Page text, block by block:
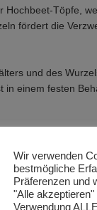
Töpfe,
fördert die
und des
in einem festen
für Produkte
Wir verwenden
bestmögliche
Präferenzen und
"Alle
Verwendung